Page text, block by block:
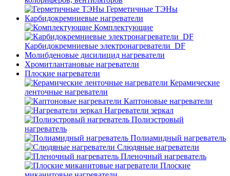
Герметичные ТЭНы
Карбидокремниевые нагреватели
Комплектующие
Карбидокремниевые электронагреватели_DF
Молибденовые дисилицид нагреватели
Хромитлантановые нагреватели
Плоские нагреватели
Керамические
ленточные нагреватели
Каптоновые нагреватели
Нагреватели зеркал
Полиэстровый
нагреватель
Полиамидный нагреватель
Слюдяные нагреватели
Пленочный нагреватель
Плоские